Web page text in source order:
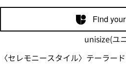
Find
unisize(ユ
〈セレモニースタイル〉テーラー